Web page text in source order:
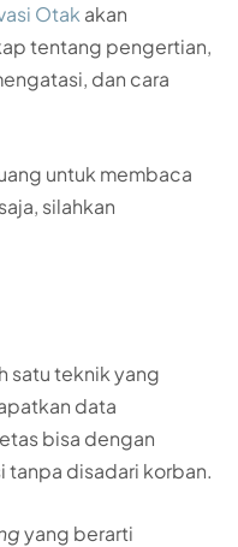
Otakakan
tentang pengertian,
dan cara
untuk membaca
silahkan
satu teknik yang
data
bisa dengan
tanpa disadari korban.
yang berarti